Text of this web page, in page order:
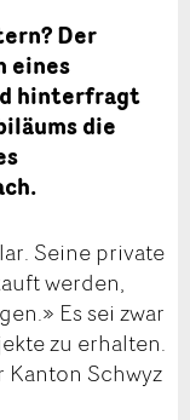
Der
eines
hinterfragt
die
Seine private
werden,
Es sei zwar
zu erhalten.
Kanton Schwyz